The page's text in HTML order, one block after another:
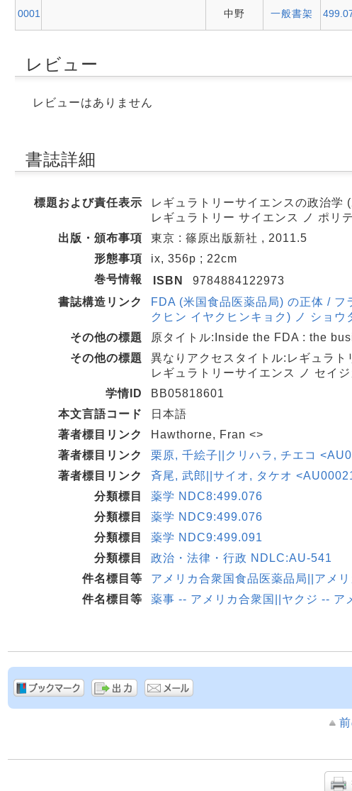
0001 中野 一般書架
レビュー
レビューはありません
書誌詳細
標題および責任表示
レギュラトリーサイエンスの政治学
レギュラトリー サイエンス ノ ポリ
出版・頒布事項
東京 : 篠原出版新社 , 2011.5
形態事項
ix, 356p ; 22cm
巻号情報
ISBN
9784884122973
書誌構造リンク
FDA (米国食品医薬品局) の正体 /
クヒン イヤクヒンキョク) ノ ショ
その他の標題
原タイトル:Inside the FDA : the
その他の標題
異なりアクセスタイトル:レギュラト
レギュラトリーサイエンス ノ セイジ
学情ID
BB05818601
本文言語コード
日本語
著者標目リンク
Hawthorne, Fran <>
著者標目リンク
栗原, 千絵子||クリハラ, チエコ
著者標目リンク
斉尾, 武郎||サイオ, タケオ
分類標目
薬学 NDC8:499.076
分類標目
薬学 NDC9:499.076
分類標目
薬学 NDC9:499.091
分類標目
政治・法律・行政 NDLC:AU-541
件名標目等
アメリカ合衆国食品医薬品局||アメ
件名標目等
薬事 -- アメリカ合衆国||ヤクジ -- ア